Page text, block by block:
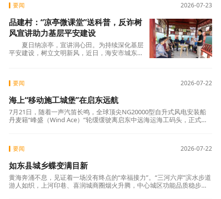
2026-07-23
要闻
品建村：“凉亭微课堂”送科普，反诈树
风宣讲助力基层平安建设
夏日纳凉亭，宣讲润心田。为持续深化基层
平安建设，树立文明新风，近日，海安市城东镇
2026-07-22
要闻
海上“移动施工城堡”在启东远航
7月21日，随着一声汽笛长鸣，全球顶尖NG20000型自升式风电安装船
丹麦籍“峰盛（Wind Ace）”轮缓缓驶离启东中远海运海工码头，正式交
2026-07-22
要闻
如东县城乡蝶变满目新
黄海奔涌不息，见证着一场没有终点的“幸福接力”。“三河六岸”滨水步道
游人如织，上河印巷、喜润城商圈烟火升腾，中心城区功能品质稳步提